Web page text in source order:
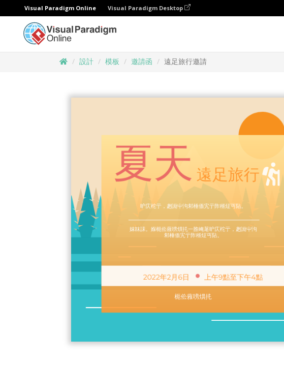
Visual Paradigm Online Visual Paradigm Desktop
設計 模板 邀請函 遠足旅行邀請